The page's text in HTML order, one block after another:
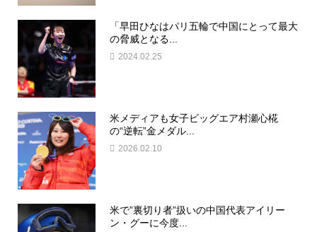
「早田ひなはパリ五輪で中国にとって最大
の脅威となる...
2024.02.25
米メディアも女子ビッグエア村瀬心椛
の“逆転”金メダル...
2026.02.10
米で”裏切り者”扱いの中国代表アイリー
ン・グーに今度...